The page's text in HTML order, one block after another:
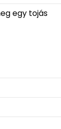
egy tojás